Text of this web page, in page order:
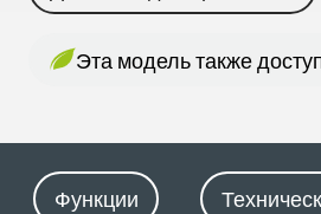
Эта модель также
Функции